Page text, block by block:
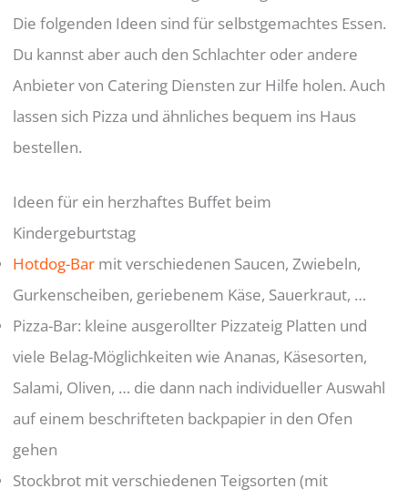
Die folgenden Ideen sind für selbstgemachtes Essen.
Du kannst aber auch den Schlachter oder andere
Anbieter von Catering Diensten zur Hilfe holen. Auch
lassen sich Pizza und ähnliches bequem ins Haus
bestellen.
Ideen für ein herzhaftes Buffet beim
Kindergeburtstag
Hotdog-Bar mit verschiedenen Saucen, Zwiebeln,
Gurkenscheiben, geriebenem Käse, Sauerkraut, …
Pizza-Bar: kleine ausgerollter Pizzateig Platten und
viele Belag-Möglichkeiten wie Ananas, Käsesorten,
Salami, Oliven, … die dann nach individueller Auswahl
auf einem beschrifteten backpapier in den Ofen
gehen
Stockbrot mit verschiedenen Teigsorten (mit